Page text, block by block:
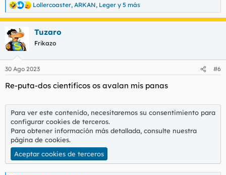
R
e
a
c
c
i
e
:
Lollercoaster, ARKAN, Leger y 5 más
Tuzaro
Frikazo
30 Ago 2023 #6
Re-puta-dos científicos os avalan mis panas
Para ver este contenido, necesitaremos su consentimiento para
configurar cookies de terceros.
Para obtener información más detallada, consulte nuestra
página de cookies.
Aceptar cookies de terceros